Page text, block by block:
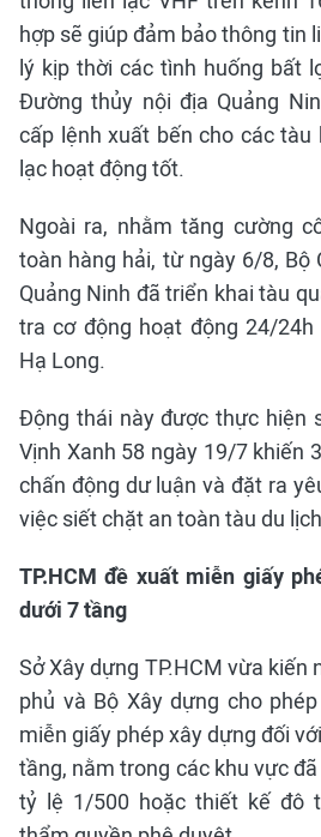
hợp sẽ giúp đảm bảo thông tin
lý kịp thời các tình huống bất
Đường thủy nội địa Quảng
cấp lệnh xuất bến cho các
lạc hoạt động tốt.
Ngoài ra, nhằm tăng cường
toàn hàng hải, từ ngày 6/8, Bộ
Quảng Ninh đã triển khai tàu
tra cơ động hoạt động 24/
Hạ Long.
Động thái này được thực hiện
Vịnh Xanh 58 ngày 19/7 khiến
chấn động dư luận và đặt ra
việc siết chặt an toàn tàu du
TP.HCM đề xuất miễn giấy
dưới 7 tầng
Sở Xây dựng TP.HCM vừa kiến
phủ và Bộ Xây dựng cho
miễn giấy phép xây dựng đối
tầng, nằm trong các khu vực
tỷ lệ 1/500 hoặc thiết kế đô